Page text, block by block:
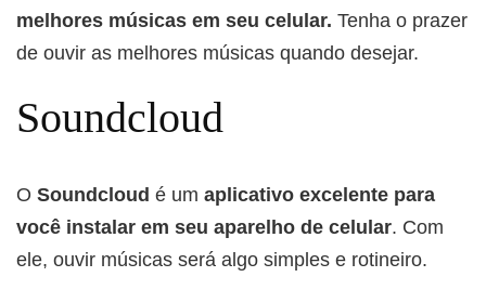
melhores músicas em seu celular. Tenha o prazer
de ouvir as melhores músicas quando desejar.
Soundcloud
O Soundcloud é um aplicativo excelente para
você instalar em seu aparelho de celular. Com
ele, ouvir músicas será algo simples e rotineiro.